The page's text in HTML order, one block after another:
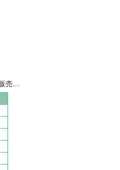
拓
調